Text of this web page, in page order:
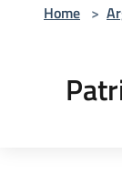
Home >